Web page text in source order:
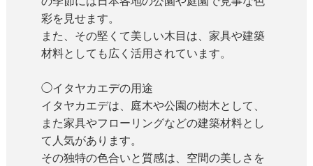
彩を見せます。
また、その堅くて美しい木目は、家具や建築
材料としても広く活用されています。
◯イタヤカエデの用途
イタヤカエデは、庭木や公園の樹木として、
また家具やフローリングなどの建築材料とし
て人気があります。
その独特の色合いと質感は、空間の美しさを